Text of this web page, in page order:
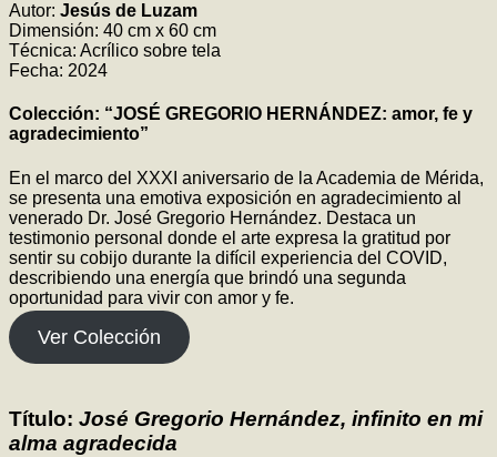
Autor: Jesús de Luzam
Dimensión: 40 cm x 60 cm
Técnica: Acrílico sobre tela
Fecha: 2024
Colección: “JOSÉ GREGORIO HERNÁNDEZ: amor, fe y
agradecimiento”
En el marco del XXXI aniversario de la Academia de Mérida,
se presenta una emotiva exposición en agradecimiento al
venerado Dr. José Gregorio Hernández. Destaca un
testimonio personal donde el arte expresa la gratitud por
sentir su cobijo durante la difícil experiencia del COVID,
describiendo una energía que brindó una segunda
oportunidad para vivir con amor y fe.
Ver Colección
Título: José Gregorio Hernández, infinito en mi
alma agradecida